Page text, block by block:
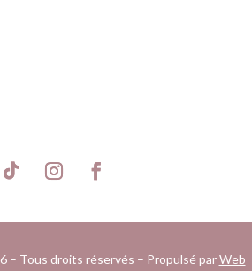
– Tous droits réservés – Propulsé parWeb